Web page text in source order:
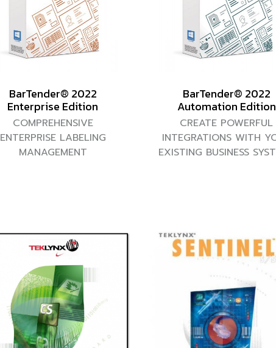
BarTender® 2022
Enterprise Edition
COMPREHENSIVE
ENTERPRISE LABELING
MANAGEMENT
BarTender® 2022
Automation Edition
CREATE POWERFUL
INTEGRATIONS WITH
EXISTING BUSINESS